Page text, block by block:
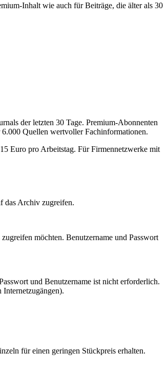
Inhalt wie auch für Beiträge, die älter als 30
der letzten 30 Tage. Premium-Abonnenten
6.000 Quellen wertvoller Fachinformationen.
Euro pro Arbeitstag. Für Firmennetzwerke mit
das Archiv zugreifen.
möchten. Benutzername und Passwort
und Benutzername ist nicht erforderlich.
für einen geringen Stückpreis erhalten.